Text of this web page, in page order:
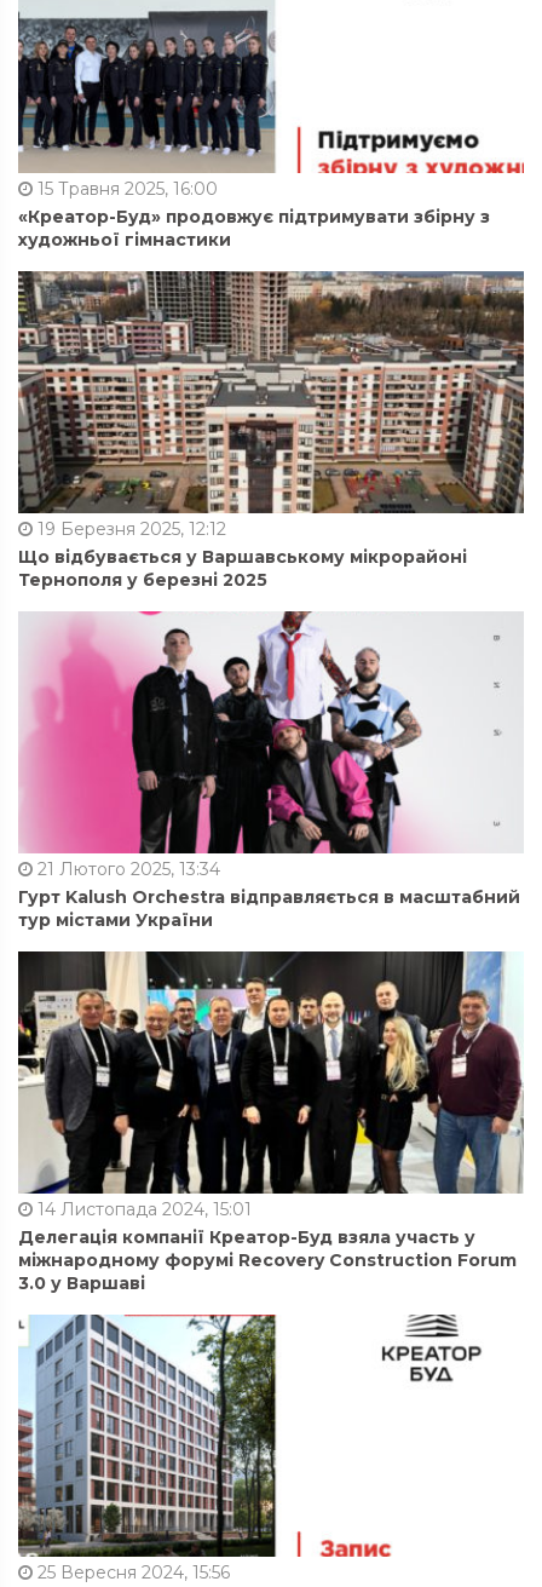
15 Травня 2025, 16:00
«Креатор-Буд» продовжує підтримувати збірну з
художньої гімнастики
19 Березня 2025, 12:12
Що відбувається у Варшавському мікрорайоні
Тернополя у березні 2025
21 Лютого 2025, 13:34
Гурт Kalush Orchestra відправляється в масштабний
тур містами України
14 Листопада 2024, 15:01
Делегація компанії Креатор-Буд взяла участь у
міжнародному форумі Recovery Construction Forum
3.0 у Варшаві
25 Вересня 2024, 15:56